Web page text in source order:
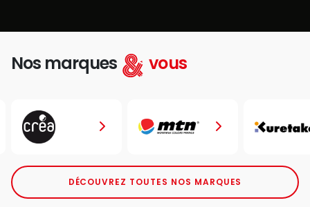
Nos marques vous
DÉCOUVREZ TOUTES NOS MARQUES